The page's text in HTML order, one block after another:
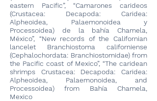
eastern Pacific”, “Camarones carideos
(Crustacea: Decapoda: Caridea:
Alpheoidea, Palaemonoidea y
Processoidea) de la bahía Chamela,
México”, “New records of the Californian
lancelet Branchiostoma californiense
(Cephalochordata: Branchiostomidae) from
the Pacific coast of Mexico”, “The caridean
shrimps Crustacea: Decapoda: Caridea:
Alpheoidea, Palaemonoidea, and
Processoidea) from Bahía Chamela,
Mexico